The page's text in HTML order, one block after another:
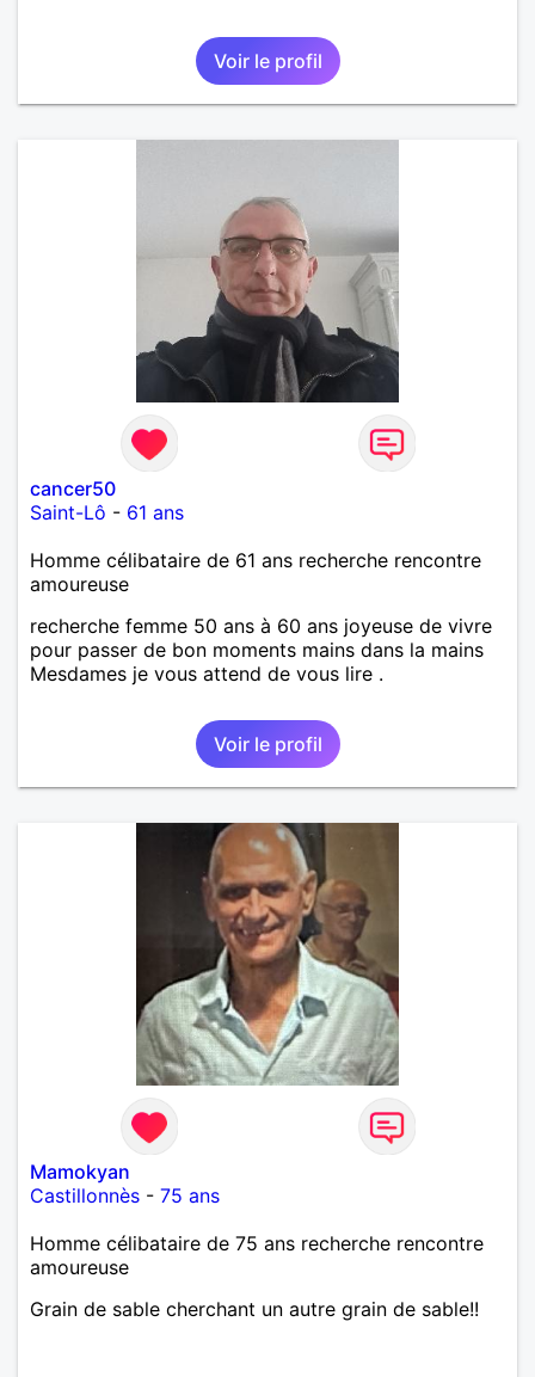
Voir le profil
cancer50
Saint-Lô - 61 ans
Homme célibataire de 61 ans recherche rencontre
amoureuse
recherche femme 50 ans à 60 ans joyeuse de vivre
pour passer de bon moments mains dans la mains
Mesdames je vous attend de vous lire .
Voir le profil
Mamokyan
Castillonnès - 75 ans
Homme célibataire de 75 ans recherche rencontre
amoureuse
Grain de sable cherchant un autre grain de sable!!